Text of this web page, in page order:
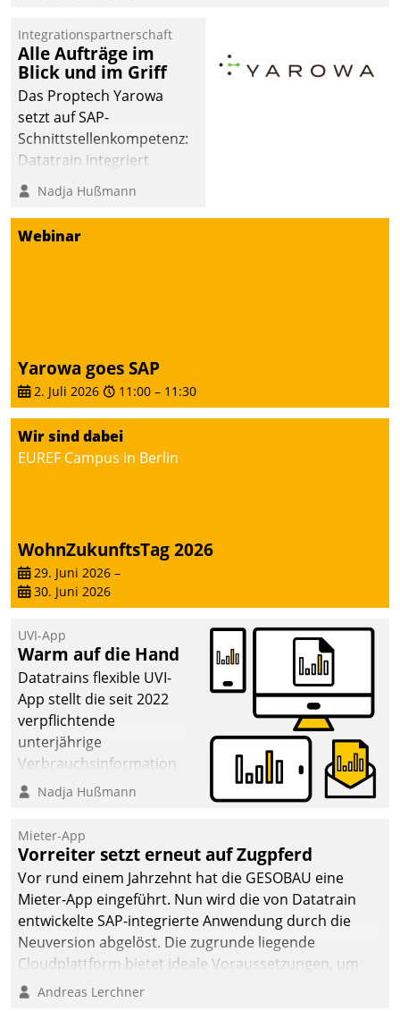
Integrationspartnerschaft
Alle Aufträge im
Blick und im Griff
Das Proptech Yarowa
setzt auf SAP-
Schnittstellenkompetenz:
Datatrain integriert
Yarowas Portal zur
Vergabe und Verwaltung
von Aufträgen der
operativen
den Weg vom
Mieteranliegen zum
Dienstleisterauftrag.
Nadja Hußmann
Webinar
Yarowa goes SAP
2. Juli 2026 11:00 – 11:30
Wir sind dabei
EUREF Campus in Berlin
WohnZukunftsTag 2026
29. Juni 2026 –
30. Juni 2026
UVI-App
Warm auf die Hand
Datatrains flexible UVI-
App stellt die seit 2022
verpflichtende
unterjährige
Verbrauchsinformation
schnell, zuverlässig und
Die monatlichen
Mitteilungen zum
Heizungs- und
Wasserverbrauch gehen
automatisiert, vollständig
und auf Wunsch über
mehrere zuvor
Kommunikationswege bei
Nadja Hußmann
Mieter-App
Vorreiter setzt erneut auf Zugpferd
Vor rund einem Jahrzehnt hat die GESOBAU eine
Mieter-App eingeführt. Nun wird die von Datatrain
entwickelte SAP-integrierte Anwendung durch die
Neuversion abgelöst. Die zugrunde liegende
Cloudplattform bietet ideale Voraussetzungen, um
die Funktionalität der App zu erweitern und weitere
Andreas Lerchner